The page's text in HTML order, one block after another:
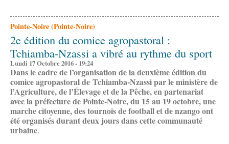
Pointe-Noire (Pointe-Noire)
2e édition du comice agropastoral :
Tchiamba-Nzassi a vibré au rythme du sport
Lundi 17 Octobre 2016 - 19:24
Dans le cadre de l’organisation de la deuxième édition du
comice agropastoral de Tchiamba-Nzassi par le ministère de
l’Agriculture, de l’Élevage et de la Pêche, en partenariat
avec la préfecture de Pointe-Noire, du 15 au 19 octobre, une
marche citoyenne, des tournois de football et de nzango ont
été organisés durant deux jours dans cette communauté
urbaine.